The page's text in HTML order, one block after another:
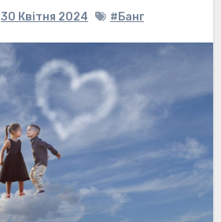
30 Квітня 2024 #Банг